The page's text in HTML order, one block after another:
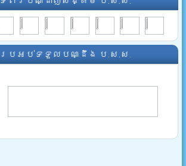
ប្រអប់ទទួលបណ្ដឹង ប.ស.ស.